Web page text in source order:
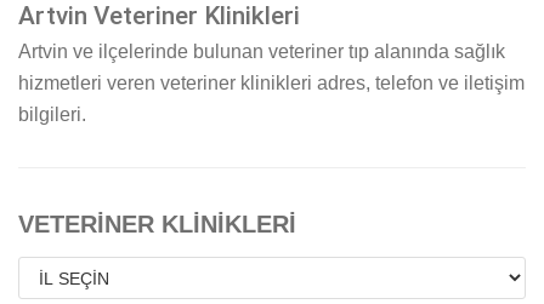
Artvin Veteriner Klinikleri
Artvin ve ilçelerinde bulunan veteriner tıp alanında sağlık
hizmetleri veren veteriner klinikleri adres, telefon ve iletişim
bilgileri.
VETERİNER KLİNİKLERİ